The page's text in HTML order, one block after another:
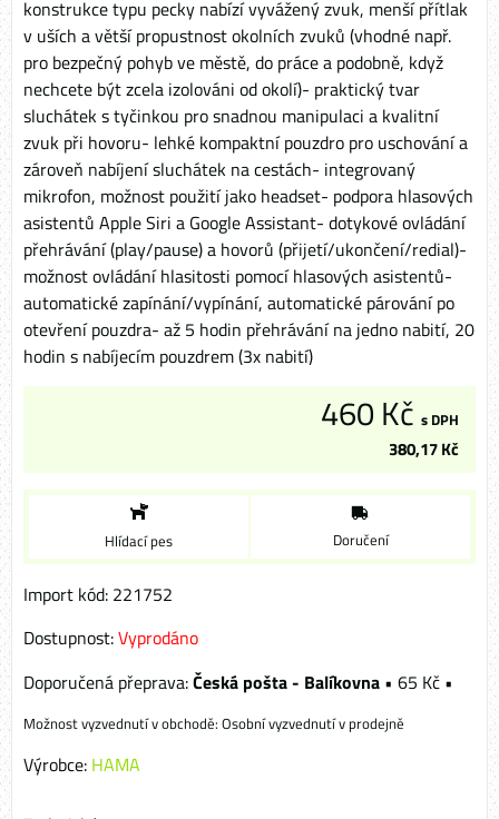
konstrukce typu pecky nabízí vyvážený zvuk, menší přítlak
v uších a větší propustnost okolních zvuků (vhodné např.
pro bezpečný pohyb ve městě, do práce a podobně, když
nechcete být zcela izolováni od okolí)- praktický tvar
sluchátek s tyčinkou pro snadnou manipulaci a kvalitní
zvuk při hovoru- lehké kompaktní pouzdro pro uschování a
zároveň nabíjení sluchátek na cestách- integrovaný
mikrofon, možnost použití jako headset- podpora hlasových
asistentů Apple Siri a Google Assistant- dotykové ovládání
přehrávání (play/pause) a hovorů (přijetí/ukončení/redial)-
možnost ovládání hlasitosti pomocí hlasových asistentů-
automatické zapínání/vypínání, automatické párování po
otevření pouzdra- až 5 hodin přehrávání na jedno nabití, 20
hodin s nabíjecím pouzdrem (3x nabití)
460 Kč s DPH
380,17 Kč
Hlídací pes Doručení
Import kód: 221752
Dostupnost:Vyprodáno
Česká pošta - Balíkovna • 65 Kč •
Osobní vyzvednutí v prodejně
Výrobce: HAMA